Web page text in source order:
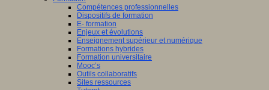
Compétences professionnelles
Dispositifs de formation
E- formation
Enjeux et évolutions
Enseignement supérieur et numérique
Formations hybrides
Formation universitaire
Mooc’s
Outils collaboratifs
Sites ressources